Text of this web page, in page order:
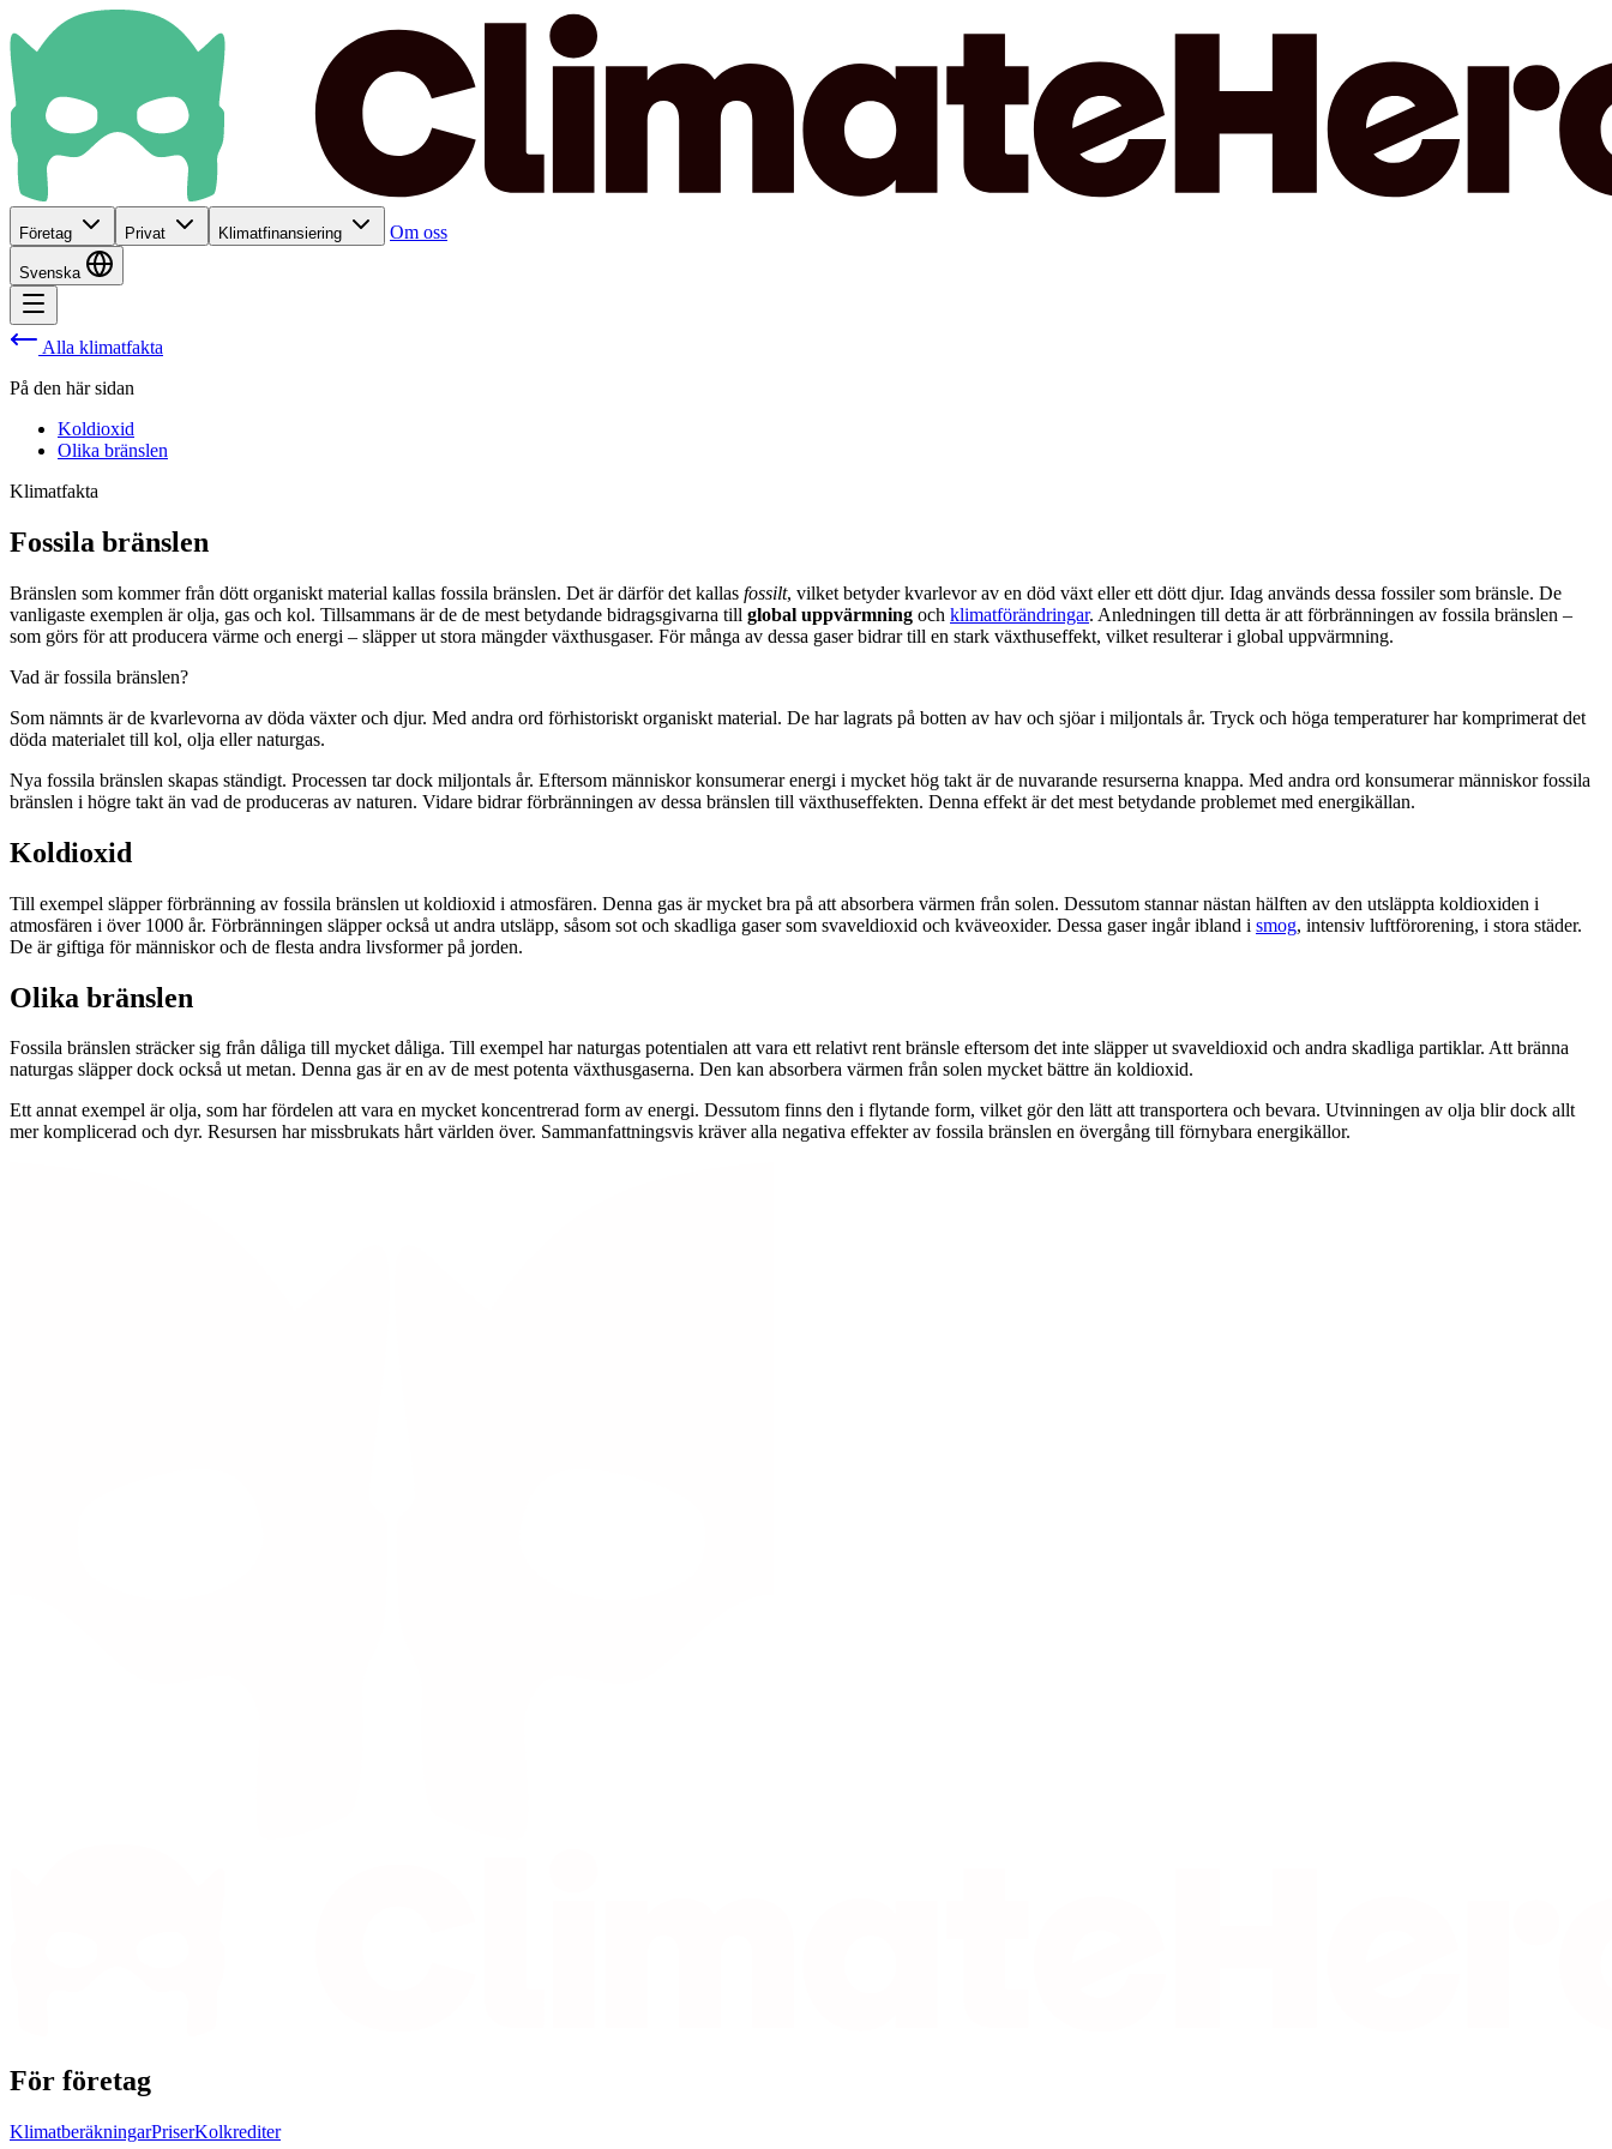
Företag Privat Klimatfinansiering Om oss
Svenska
Alla klimatfakta
På den här sidan
Koldioxid
Olika bränslen
Klimatfakta
Fossila bränslen
Bränslen som kommer från dött organiskt material kallas fossila bränslen. Det är därför det kallas fossilt, vilket betyder kvarlevor av en död växt eller ett dött djur. Idag används dessa fossiler som bränsle. De
vanligaste exemplen är olja, gas och kol. Tillsammans är de de mest betydande bidragsgivarna till global uppvärmning och klimatförändringar. Anledningen till detta är att förbränningen av fossila bränslen –
som görs för att producera värme och energi – släpper ut stora mängder växthusgaser. För många av dessa gaser bidrar till en stark växthuseffekt, vilket resulterar i global uppvärmning.
Vad är fossila bränslen?
Som nämnts är de kvarlevorna av döda växter och djur. Med andra ord förhistoriskt organiskt material. De har lagrats på botten av hav och sjöar i miljontals år. Tryck och höga temperaturer har komprimerat det
döda materialet till kol, olja eller naturgas.
Nya fossila bränslen skapas ständigt. Processen tar dock miljontals år. Eftersom människor konsumerar energi i mycket hög takt är de nuvarande resurserna knappa. Med andra ord konsumerar människor fossila
bränslen i högre takt än vad de produceras av naturen. Vidare bidrar förbränningen av dessa bränslen till växthuseffekten. Denna effekt är det mest betydande problemet med energikällan.
Koldioxid
Till exempel släpper förbränning av fossila bränslen ut koldioxid i atmosfären. Denna gas är mycket bra på att absorbera värmen från solen. Dessutom stannar nästan hälften av den utsläppta koldioxiden i
atmosfären i över 1000 år. Förbränningen släpper också ut andra utsläpp, såsom sot och skadliga gaser som svaveldioxid och kväveoxider. Dessa gaser ingår ibland i smog, intensiv luftförorening, i stora städer.
De är giftiga för människor och de flesta andra livsformer på jorden.
Olika bränslen
Fossila bränslen sträcker sig från dåliga till mycket dåliga. Till exempel har naturgas potentialen att vara ett relativt rent bränsle eftersom det inte släpper ut svaveldioxid och andra skadliga partiklar. Att bränna
naturgas släpper dock också ut metan. Denna gas är en av de mest potenta växthusgaserna. Den kan absorbera värmen från solen mycket bättre än koldioxid.
Ett annat exempel är olja, som har fördelen att vara en mycket koncentrerad form av energi. Dessutom finns den i flytande form, vilket gör den lätt att transportera och bevara. Utvinningen av olja blir dock allt
mer komplicerad och dyr. Resursen har missbrukats hårt världen över. Sammanfattningsvis kräver alla negativa effekter av fossila bränslen en övergång till förnybara energikällor.
För företag
KlimatberäkningarPriserKolkrediter